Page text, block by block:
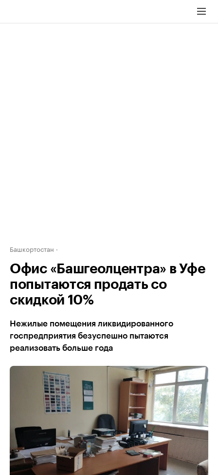
Башкортостан
Офис «Башгеолцентра» в Уфе
попытаются продать со
скидкой 10%
Нежилые помещения ликвидированного
госпредприятия безуспешно пытаются
реализовать больше года